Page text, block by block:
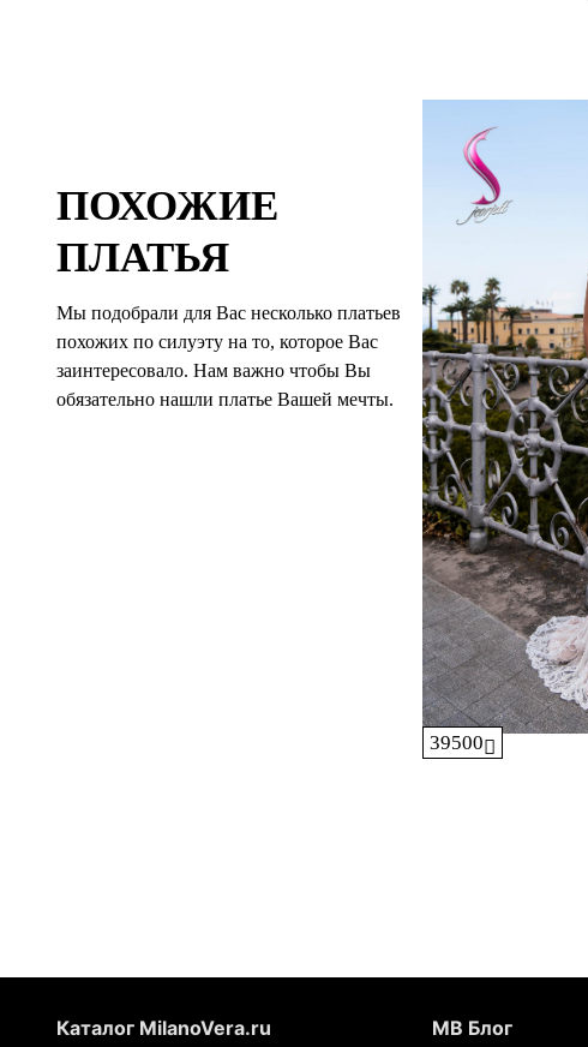
ПОХОЖИЕ
ПЛАТЬЯ
Мы подобрали для Вас несколько платьев
похожих по силуэту на то, которое Вас
заинтересовало. Нам важно чтобы Вы
обязательно нашли платье Вашей мечты.
39500
Каталог MilanoVera.ru
МВ Блог